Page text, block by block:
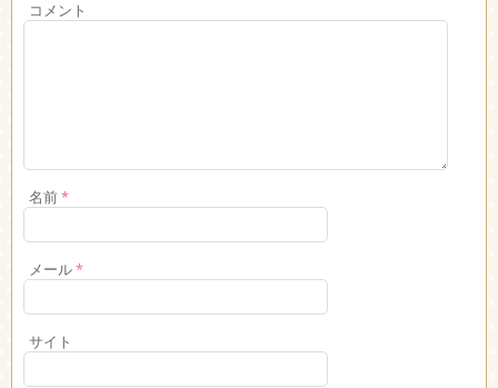
コメント
名前*
メール*
サイト